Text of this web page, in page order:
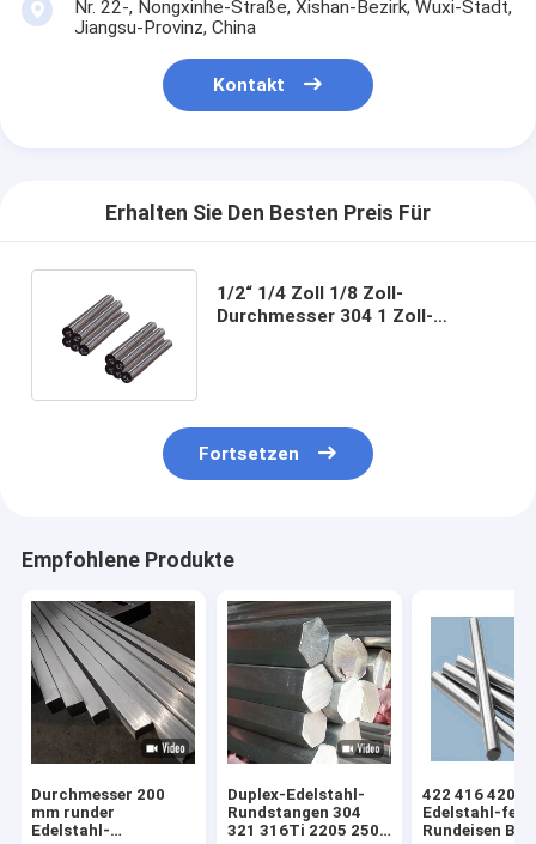
Nr. 22-, Nongxinhe-Straße, Xishan-Bezirk, Wuxi-Stadt,
Jiangsu-Provinz, China
Kontakt
Erhalten Sie Den Besten Preis Für
1/2“ 1/4 Zoll 1/8 Zoll-
Durchmesser 304 1 Zoll-
Fortsetzen
Empfohlene Produkte
Durchmesser 200
mm runder
Edelstahl-
Duplex-Edelstahl-
Rundstangen 304
321 316Ti 2205 2507
422 416 420
Edelstahl-
Rundeisen BA